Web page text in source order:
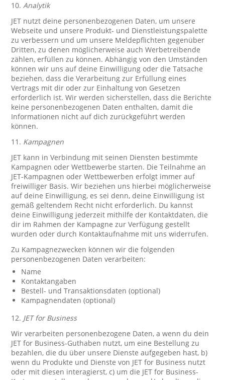
10.Analytik
JET nutzt deine personenbezogenen Daten, um unsere
Webseite und unsere Produkt- und Dienstleistungspalette
zu verbessern und um unsere Meldepflichten gegenüber
Dritten, zu denen möglicherweise auch Werbetreibende
zählen, erfüllen zu können. Abhängig von den Umständen
können wir uns auf deine Einwilligung oder die Tatsache
beziehen, dass die Verarbeitung zur Erfüllung eines
Vertrags mit dir oder zur Einhaltung von Gesetzen
erforderlich ist. Wir werden sicherstellen, dass die Berichte
keine personenbezogenen Daten enthalten, damit die
Informationen nicht auf dich zurückgeführt werden
können.
11. Kampagnen
JET kann in Verbindung mit seinen Diensten bestimmte
Kampagnen oder Wettbewerbe starten. Die Teilnahme an
JET-Kampagnen oder Wettbewerben erfolgt immer auf
freiwilliger Basis. Wir beziehen uns hierbei möglicherweise
auf deine Einwilligung, es sei denn, deine Einwilligung ist
gemäß geltendem Recht nicht erforderlich. Du kannst
deine Einwilligung jederzeit mithilfe der Kontaktdaten, die
dir im Rahmen der Kampagne zur Verfügung gestellt
wurden oder durch Kontaktaufnahme mit uns widerrufen.
Zu Kampagnezwecken können wir die folgenden
personenbezogenen Daten verarbeiten:
Name
Kontaktangaben
Bestell- und Transaktionsdaten (optional)
Kampagnendaten (optional)
12. JET for Business
Wir verarbeiten personenbezogene Daten, a wenn du dein
JET for Business-Guthaben nutzt, um eine Bestellung zu
bezahlen, die du über unsere Dienste aufgegeben hast, b)
wenn du Produkte und Dienste von JET for Business nutzt
oder mit diesen interagierst, c) um die JET for Business-